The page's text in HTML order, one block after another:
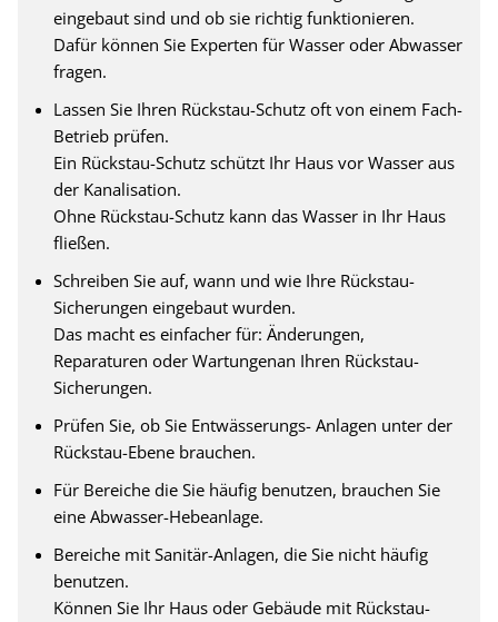
eingebaut sind und ob sie richtig funktionieren.
Dafür können Sie Experten für Wasser oder Abwasser
fragen.
Lassen Sie Ihren Rückstau-Schutz oft von einem Fach-
Betrieb prüfen.
Ein Rückstau-Schutz schützt Ihr Haus vor Wasser aus
der Kanalisation.
Ohne Rückstau-Schutz kann das Wasser in Ihr Haus
fließen.
Schreiben Sie auf, wann und wie Ihre Rückstau-
Sicherungen eingebaut wurden.
Das macht es einfacher für: Änderungen,
Reparaturen oder Wartungenan Ihren Rückstau-
Sicherungen.
Prüfen Sie, ob Sie Entwässerungs- Anlagen unter der
Rückstau-Ebene brauchen.
Für Bereiche die Sie häufig benutzen, brauchen Sie
eine Abwasser-Hebeanlage.
Bereiche mit Sanitär-Anlagen, die Sie nicht häufig
benutzen.
Können Sie Ihr Haus oder Gebäude mit Rückstau-